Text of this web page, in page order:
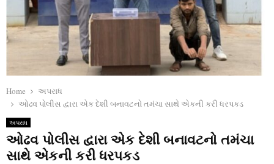
Home
અપરાધ
ઓઢવ પોલીસ દ્વારા એક દેશી બનાવટનો તમંચા સાથે એકની કરી ધરપકડ
અપરાધ
ઓઢવ પોલીસ દ્વારા એક દેશી બનાવટનો તમંચા
સાથે એકની કરી ધરપકડ